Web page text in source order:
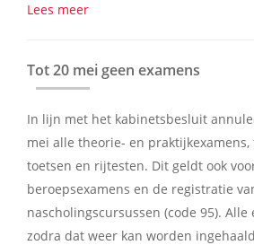
Lees meer
Tot 20 mei geen examens
In lijn met het kabinetsbesluit
mei alle theorie- en
toetsen en rijtesten. Dit geldt ook
beroepsexamens en de registratie
nascholingscursussen (code 95). Alle
zodra dat weer kan worden